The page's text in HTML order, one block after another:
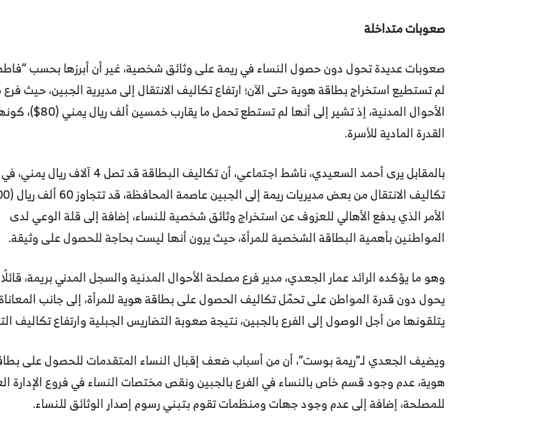
صعوبات متداخلة
صعوبات عديدة تحول دون حصول النساء في ريمة على وثائق شخصية، غير أن أبرزها بحسب
لم تستطيع استخراج بطاقة هوية حتى الآن؛ ارتفاع تكاليف الانتقال إلى مديرية الجبين، حيث
الأحوال المدنية، إذ تشير إلى أنها لم تستطع
القدرة المادية للأسرة.
بالمقابل يرى أحمد السعيدي، ناشط اجتماعي، أن تكاليف البطاقة قد تصل 4
الأمر الذي يدفع الأهالي للعزوف عن استخراج وثائق شخصية للنساء، إضافة إلى قلة الوعي لدى
المواطنين بأهمية البطاقة الشخصية للمرأة، حيث يرون أنها ليست بحاجة للحصول على وثيقة.
وهو ما يؤكده الرائد عمار الجعدي، مدير فرع مصلحة الأحوال المدنية والسجل المدني بريمة،
يحول دون قدرة المواطن على تحمّل تكاليف الحصول على بطاقة هوية للمرأة، إلى جانب
يتلقونها من أجل الوصول إلى الفرع بالجبين، نتيجة صعوبة التضاريس الجبلية وارتفاع تكاليف
ويضيف الجعدي لـ”ريمة بوست”، أن من أسباب ضعف إقبال النساء المتقدمات للحصول على
هوية، عدم وجود قسم خاص بالنساء في الفرع بالجبين ونقص مختصات النساء في فروع الإدارة
للمصلحة، إضافة إلى عدم وجود جهات ومنظمات تقوم بتبني رسوم إصدار الوثائق للنساء.